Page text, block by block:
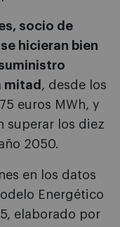
socio de
hicieran bien
mitad , desde los
euros MWh, y
superar los diez
2050.
en los datos
Energético
elaborado por